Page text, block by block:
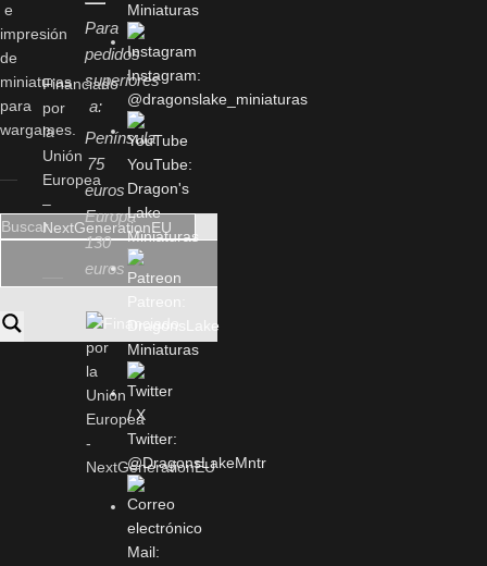
e
impresión
de
miniaturas
para
wargames.
Financiado
por
la
Unión
Europea
–
NextGenerationEU
Para
pedidos
superiores
a:
Península
75
euros
Europa
130
euros
Miniaturas
Instagram:
@dragonslake_miniaturas
YouTube:
Dragon's
Lake
Miniaturas
Patreon:
DragonsLake
Miniaturas
Twitter:
@DragonsLakeMntr
Mail: